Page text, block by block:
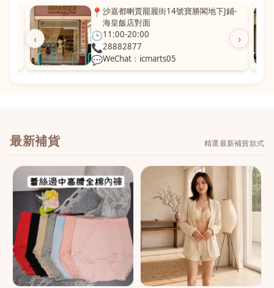
‹ ›
📍 沙嘉都喇賈罷麗街14號寶勝閣地下J鋪-
海皇飯店對面
🕒11:00-20:00
📞28882877
💬WeChat：icmarts05
最新補貨 精選最新補貨款式